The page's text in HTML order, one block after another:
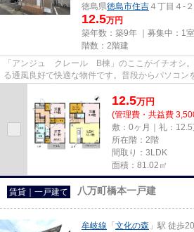
徳島県徳島市住吉 ４丁目４-２
12.5万円
築年数：築9年 ｜募集中： 1室
階数：2階建
「アンジュ クレール B棟」のここがイチオシ
る通風良好で快適な物件です。普段からパソコン
12.5万円
(管理費・共益費
敷：0ヶ月｜礼：12.5
所在階：2階
間取り：3LDK
面積：81.02㎡
賃貸｜一戸建て 八万町橋本一戸建
牟岐線 「 文化の森 」駅 徒歩